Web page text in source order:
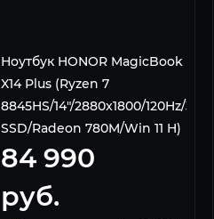
Ноутбук HONOR MagicBook
X14 Plus (Ryzen 7
8845HS/14"/2880x1800/120Hz/
SSD/Radeon 780M/Win 11 H)
5301AJME
84 990
руб.